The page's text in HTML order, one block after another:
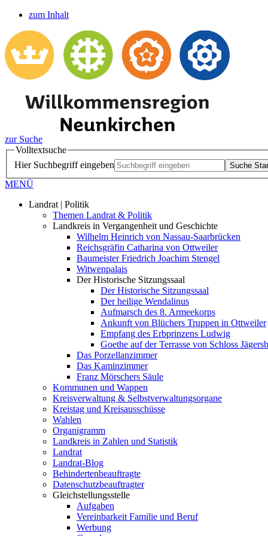
zum Inhalt
zur Suche
Volltextsuche
Hier Suchbegriff eingeben
Suche
MENÜ
Landrat | Politik
Themen Landrat & Politik
Landkreis in Vergangenheit und Geschichte
Wilhelm Heinrich von Nassau-Saarbrücken
Reichsgräfin Catharina von Ottweiler
Baumeister Friedrich Joachim Stengel
Witwenpalais
Der Historische Sitzungssaal
Der Historische Sitzungssaal
Der heilige Wendalinus
Aufmarsch des 8. Armeekorps
Ankunft von Blüchers Truppen in Ottweiler
Empfang des Erbprinzens Ludwig
Goethe auf der Terrasse von Schloss
Das Porzellanzimmer
Das Kaminzimmer
Franz Mörschers Säule
Kommunen und Wappen
Kreisverwaltung & Selbstverwaltungsorgane
Kreistag und Kreisausschüsse
Wahlen
Organigramm
Landkreis in Zahlen und Statistik
Landrat
Landrat-Blog
Behindertenbeauftragte
Datenschutzbeauftragter
Gleichstellungsstelle
Aufgaben
Vereinbarkeit Familie und Beruf
Werbung